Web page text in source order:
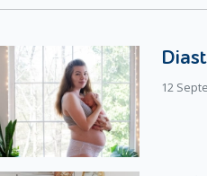
membuat anak lebih
Menghias kue. Beri kebebasan
Tugas yang paling enak dan
setelah ia mencicipi hasilnya12